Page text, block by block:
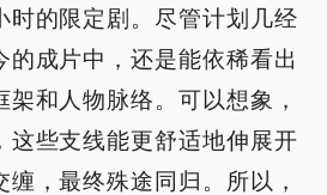
时的限定剧。尽管计划几经
的成片中，还是能依稀看出
架和人物脉络。可以想象，
这些支线能更舒适地伸展开
，最终殊途同归。所以，